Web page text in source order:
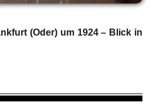
(Oder) um 1924 – Blick in